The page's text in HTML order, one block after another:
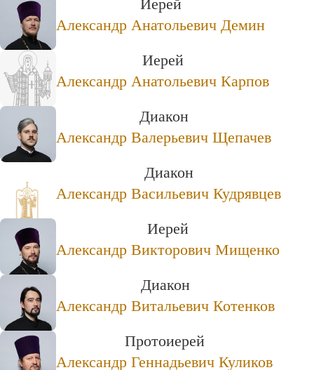
Иерей
Александр Анатольевич Демин
Иерей
Александр Анатольевич Карпов
Диакон
Александр Валерьевич Щепачев
Диакон
Александр Васильевич Кудрявцев
Иерей
Александр Викторович Мищенко
Диакон
Александр Витальевич Котенков
Протоиерей
Александр Геннадьевич Куликов